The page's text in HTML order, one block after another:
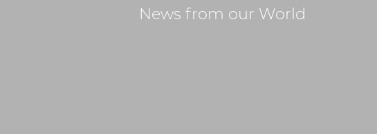
News from our World